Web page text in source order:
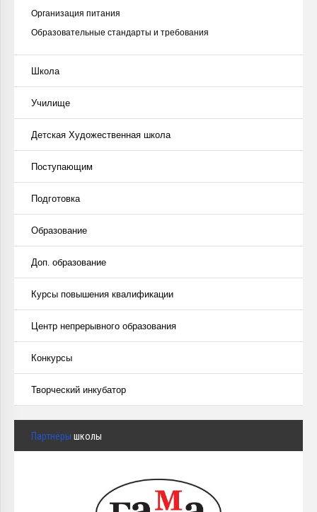
Организация питания
Образовательные стандарты и требования
Школа
Училище
Детская Художественная школа
Поступающим
Подготовка
Образование
Доп. образование
Курсы повышения квалификации
Центр непрерывного образования
Конкурсы
Творческий инкубатор
Партнёры школы